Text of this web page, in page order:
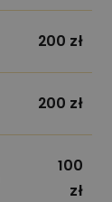
200 zł
200 zł
100
zł